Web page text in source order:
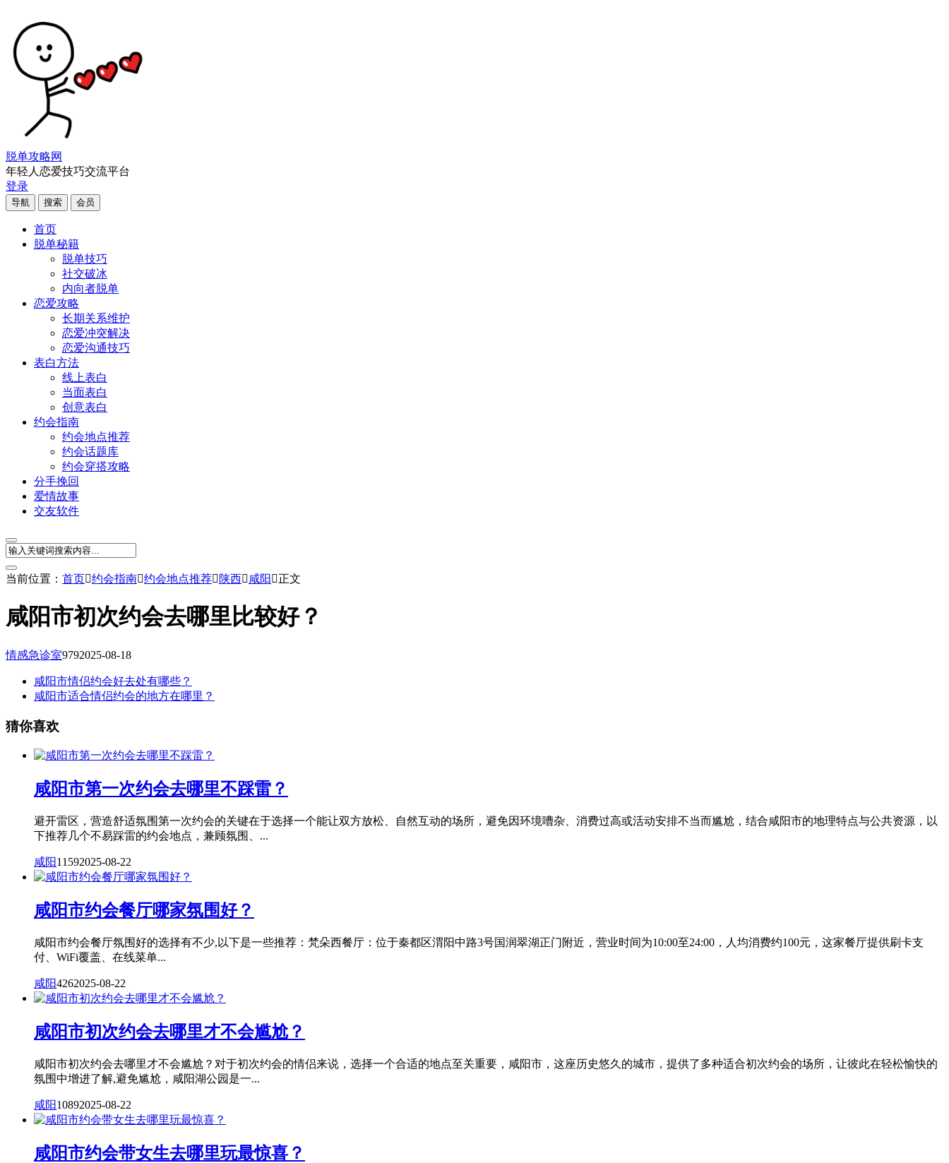
脱单攻略网
年轻人恋爱技巧交流平台
登录
导航 搜索 会员
首页
脱单秘籍
脱单技巧
社交破冰
内向者脱单
恋爱攻略
长期关系维护
恋爱冲突解决
恋爱沟通技巧
表白方法
线上表白
当面表白
创意表白
约会指南
约会地点推荐
约会话题库
约会穿搭攻略
分手挽回
爱情故事
交友软件
当前位置： 首页约会指南约会地点推荐 陕西 咸阳 正文
咸阳市初次约会去哪里比较好？
情感急诊室9792025-08-18
咸阳市情侣约会好去处有哪些？
咸阳市适合情侣约会的地方在哪里？
猜你喜欢
咸阳市第一次约会去哪里不踩雷？
避开雷区，营造舒适氛围第一次约会的关键在于选择一个能让双方放松、自然互动的场所，避免因环境嘈杂、消费过高或活动安排不当而尴尬，结合咸阳市的地理特点与公共资源，以
下推荐几个不易踩雷的约会地点，兼顾氛围、...
咸阳11592025-08-22
咸阳市约会餐厅哪家氛围好？
咸阳市约会餐厅氛围好的选择有不少,以下是一些推荐：梵朵西餐厅：位于秦都区渭阳中路3号国润翠湖正门附近，营业时间为10:00至24:00，人均消费约100元，这家餐厅提供刷卡支
付、WiFi覆盖、在线菜单...
咸阳4262025-08-22
咸阳市初次约会去哪里才不会尴尬？
咸阳市初次约会去哪里才不会尴尬？对于初次约会的情侣来说，选择一个合适的地点至关重要，咸阳市，这座历史悠久的城市，提供了多种适合初次约会的场所，让彼此在轻松愉快的
氛围中增进了解,避免尴尬，咸阳湖公园是一...
咸阳10892025-08-22
咸阳市约会带女生去哪里玩最惊喜？